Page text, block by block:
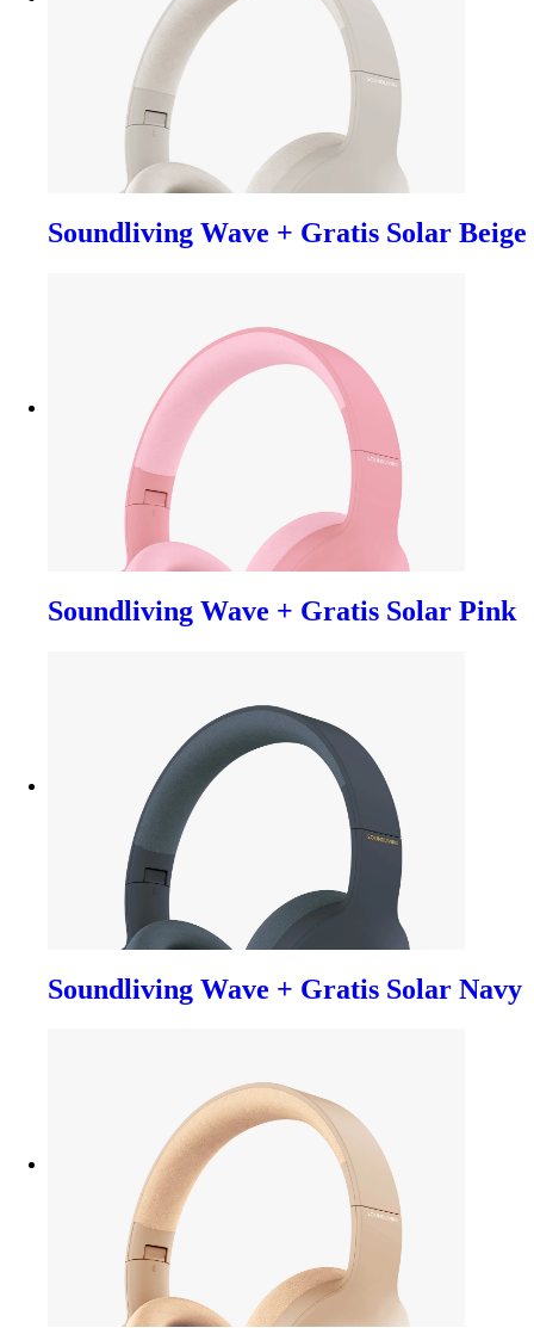
Soundliving Wave + Gratis Solar Beige
Soundliving Wave + Gratis Solar Pink
Soundliving Wave + Gratis Solar Navy